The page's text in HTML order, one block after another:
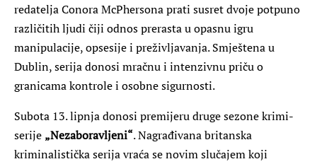
redatelja Conora McPhersona prati susret dvoje potpuno
različitih ljudi čiji odnos prerasta u opasnu igru
manipulacije, opsesije i preživljavanja. Smještena u
Dublin, serija donosi mračnu i intenzivnu priču o
granicama kontrole i osobne sigurnosti.
Subota 13. lipnja donosi premijeru druge sezone krimi-
serije „Nezaboravljeni“. Nagrađivana britanska
kriminalistička serija vraća se novim slučajem koji